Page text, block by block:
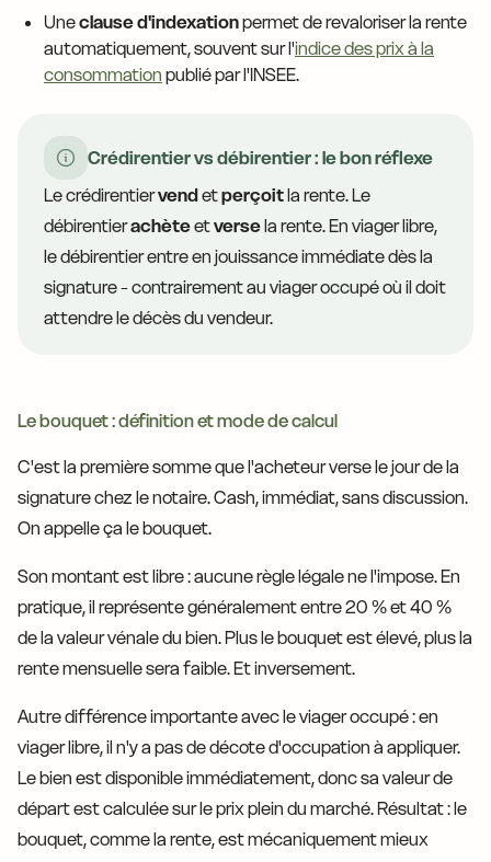
Uneclause d'indexationpermet de revaloriser la rente
automatiquement, souvent sur l'indice des prix à la
consommation publié par l'INSEE.
Crédirentier vs débirentier : le bon réflexe
Le crédirentiervendetperçoitla rente. Le
débirentierachèteetversela rente. En viager libre,
le débirentier entre en jouissance immédiate dès la
signature - contrairement au viager occupé où il doit
attendre le décès du vendeur.
Le bouquet : définition et mode de calcul
C'est la première somme que l'acheteur verse le jour de la
signature chez le notaire. Cash, immédiat, sans discussion.
On appelle ça le bouquet.
Son montant est libre : aucune règle légale ne l'impose. En
pratique, il représente généralement entre 20 % et 40 %
de la valeur vénale du bien. Plus le bouquet est élevé, plus la
rente mensuelle sera faible. Et inversement.
Autre différence importante avec le viager occupé : en
viager libre, il n'y a pas de décote d'occupation à appliquer.
Le bien est disponible immédiatement, donc sa valeur de
départ est calculée sur le prix plein du marché. Résultat : le
bouquet, comme la rente, est mécaniquement mieux